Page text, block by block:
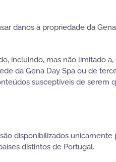
danos à propriedade da
incluindo, mas não limitado
da Gena Day Spa ou de
susceptíveis de serem
disponibilizados
distintos de Portugal.